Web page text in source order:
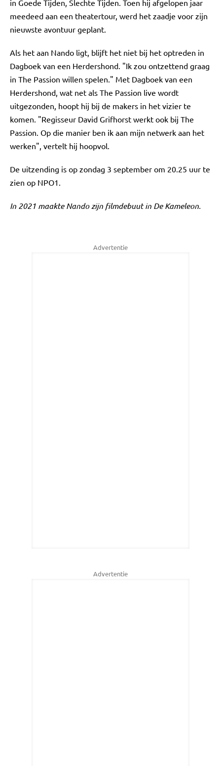
in Goede Tijden, Slechte Tijden. Toen hij afgelopen jaar
meedeed aan een theatertour, werd het zaadje voor zijn
nieuwste avontuur geplant.
Als het aan Nando ligt, blijft het niet bij het optreden in
Dagboek van een Herdershond. "Ik zou ontzettend graag
in The Passion willen spelen." Met Dagboek van een
Herdershond, wat net als The Passion live wordt
uitgezonden, hoopt hij bij de makers in het vizier te
komen. "Regisseur David Grifhorst werkt ook bij The
Passion. Op die manier ben ik aan mijn netwerk aan het
werken", vertelt hij hoopvol.
De uitzending is op zondag 3 september om 20.25 uur te
zien op NPO1.
In 2021 maakte Nando zijn filmdebuut in De Kameleon.
Advertentie
Advertentie